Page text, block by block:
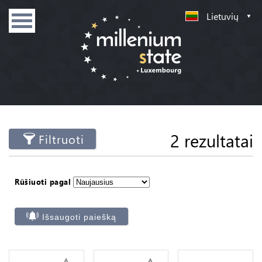
Lietuvių
Filtruoti 2 rezultatai
Rūšiuoti pagal
Išsaugoti paiešką